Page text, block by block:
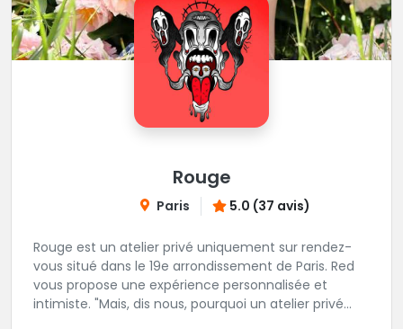
Rouge
Paris 5.0 (37 avis)
Rouge est un atelier privé uniquement sur rendez-
vous situé dans le 19e arrondissement de Paris. Red
vous propose une expérience personnalisée et
intimiste. "Mais, dis nous, pourquoi un atelier privé